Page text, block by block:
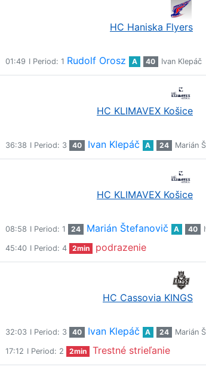
HC Haniska Flyers
01:49 I Period: 1 Rudolf Orosz A 40 Ivan Klepáč
HC KLIMAVEX Košice
36:38 I Period: 3 40 Ivan Klepáč A 24 Marián
HC KLIMAVEX Košice
08:58 I Period: 1 24 Marián Štefanovič A 40
45:40 I Period: 4 2min podrazenie
HC Cassovia KINGS
32:03 I Period: 3 40 Ivan Klepáč A 24 Marián
17:12 I Period: 2 2min Trestné strieľanie